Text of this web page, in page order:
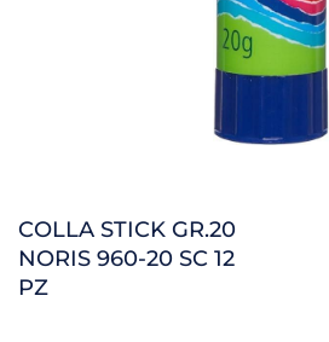
COLLA STICK GR.20
NORIS 960-20 SC 12
PZ